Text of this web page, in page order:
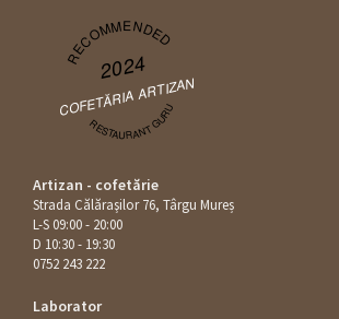
RECOMMENDED
2024
COFETĂRIA ARTIZAN
RESTAURANT GURU
Artizan - cofetărie
Strada Călăraşilor 76, Târgu Mureș
L-S 09:00 - 20:00
D 10:30 - 19:30
0752 243 222
Laborator